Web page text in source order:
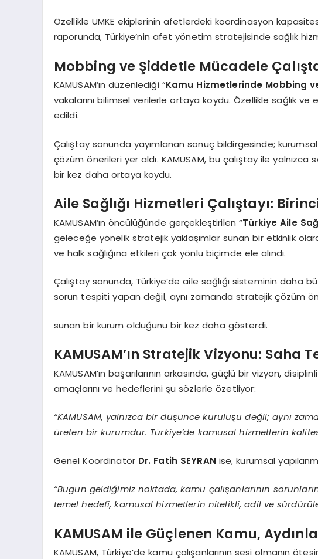
Özellikle UMKE ekiplerinin afetlerdeki koordinasyon
raporunda, Türkiye’nin afet yönetim stratejisinde sağlık
Mobbing ve Şiddetle Mücadele
KAMUSAM’ın düzenlediği “Kamu Hizmetlerinde Mobbing
vakalarını bilimsel verilerle ortaya koydu. Özellikle sağlık
edildi.
Çalıştay sonunda yayımlanan sonuç bildirgesinde;
çözüm önerileri yer aldı. KAMUSAM, bu çalıştay ile
bir kez daha ortaya koydu.
Aile Sağlığı Hizmetleri Çalıştayı:
KAMUSAM’ın öncülüğünde gerçekleştirilen “Türkiye Aile
geleceğe yönelik stratejik yaklaşımlar sunan bir etkinlik
ve halk sağlığına etkileri çok yönlü biçimde ele alındı.
Çalıştay sonunda, Türkiye’de aile sağlığı sisteminin daha
sorun tespiti yapan değil, aynı zamanda stratejik çözüm
sunan bir kurum olduğunu bir kez daha gösterdi.
KAMUSAM’ın Stratejik Vizyonu:
KAMUSAM’ın başarılarının arkasında, güçlü bir vizyon,
amaçlarını ve hedeflerini şu sözlerle özetliyor:
“KAMUSAM, yalnızca bir düşünce kuruluşu değil; aynı
üreten bir kurumdur. Türkiye’de kamusal hizmetlerin
Genel Koordinatör Dr. Fatih SEYRAN ise, kurumsal
“Bugün geldiğimiz noktada, kamu çalışanlarının
temel hedefi, kamusal hizmetlerin nitelikli, adil ve
KAMUSAM ile Güçlenen Kamu,
KAMUSAM, Türkiye’de kamu çalışanlarının sesi olmanın